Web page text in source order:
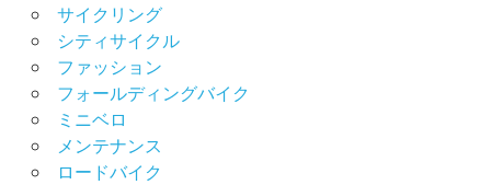
サイクリング
シティサイクル
ファッション
フォールディングバイク
ミニベロ
メンテナンス
ロードバイク